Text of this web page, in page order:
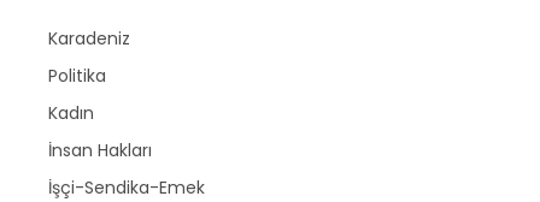
Karadeniz
Politika
Kadın
İnsan Hakları
İşçi-Sendika-Emek